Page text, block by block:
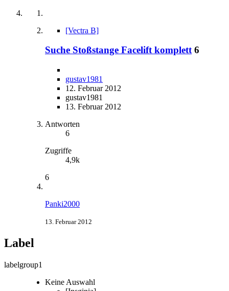
[Vectra B]
Suche Stoßstange Facelift komplett 6
gustav1981
12. Februar 2012
gustav1981
13. Februar 2012
Antworten
6
Zugriffe
4,9k
6
Panki2000
13. Februar 2012
Label
labelgroup1
Keine Auswahl